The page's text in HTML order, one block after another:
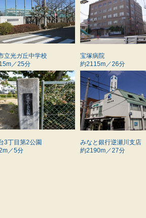
立光ガ丘中学校
／25分
宝塚病院
約2115m／26分
3丁目第2公園
／5分
みなと銀行逆瀬川支店
約2190m／27分